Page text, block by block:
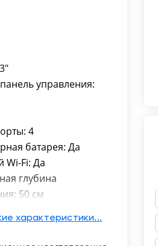
управления:
4
батарея: Да
Wi-Fi: Да
глубина
50 см
датчики: Да
датчики: Да
характеристики...